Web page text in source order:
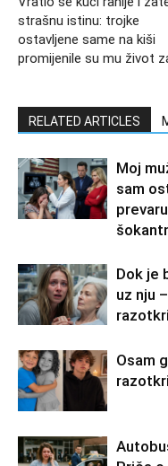
strašnu istinu: trojke
ostavljene same na kiši
promijenile su mu život
RELATED ARTICLES
Moj
sam
Dok je
uz nju
Osam